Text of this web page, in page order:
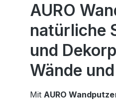
AURO
natürliche
und
Wände
Mit AURO Wandputze